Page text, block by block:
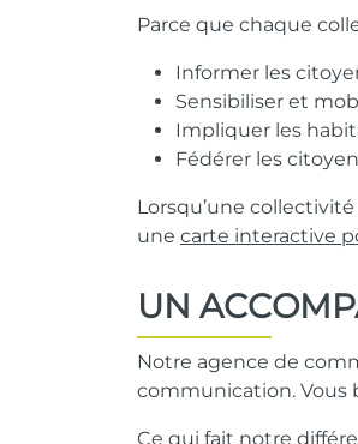
Parce que chaque
Informer les
Sensibiliser et
Impliquer les
Fédérer les
Lorsqu’une
une carte interactive
UN
Notre agence de
communication. Vous
Ce qui fait notre